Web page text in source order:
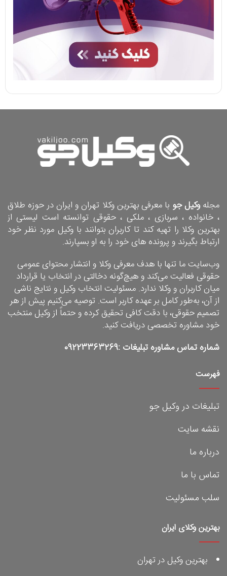
مجلهوکیل جو با معرفی بهترین وکلا تهران و ایران در حوزه طلاق
، خانواده ، سربازی ، ملکی ، حقوقی توانسته است لیستی از
بهترین وکلا را تهیه کند تا کاربران بتوانند با وکیل مورد نظر خود
ارتباط بگیرند و پرونده های خود را به او بسپارند.
وب‌سایت ما تنها با هدف معرفی وکلا و انتشار محتوای عمومی
حقوقی فعالیت می‌کند و هیچ‌گونه دخالتی در انتخاب یا قرارداد
میان کاربران و وکلا ندارد. مسئولیت انتخاب وکیل و نتایج ناشی
از آن، به‌طور کامل بر عهده کاربر است. توصیه می‌کنیم پیش از هر
تصمیم حقوقی، با دقت کافی تحقیق کرده و حتماً از وکیل منتخب
خود مشاوره تخصصی دریافت کنید.
شماره تماس مشاوره تبلیغات :09223363269
فهرست
تبلیغات در وکیل جو
نقشه سایت
درباره ما
تماس با ما
سلب مسئولیت
بهترین وکلای ایران
بهترین وکیل در تهران